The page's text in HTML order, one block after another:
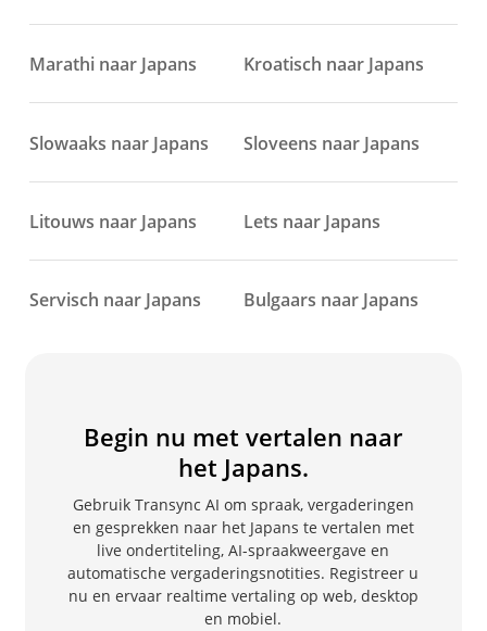
Marathi naar Japans Kroatisch naar Japans
Slowaaks naar Japans Sloveens naar Japans
Litouws naar Japans Lets naar Japans
Servisch naar Japans Bulgaars naar Japans
Begin nu met vertalen naar
het Japans.
Gebruik Transync AI om spraak, vergaderingen
en gesprekken naar het Japans te vertalen met
live ondertiteling, AI-spraakweergave en
automatische vergaderingsnotities. Registreer u
nu en ervaar realtime vertaling op web, desktop
en mobiel.